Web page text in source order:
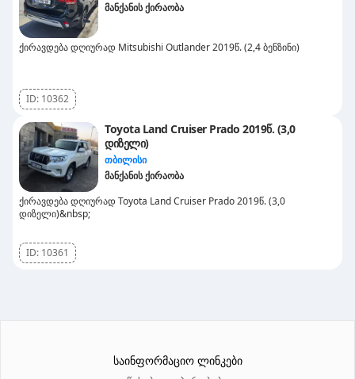
მანქანის ქირაობა
ქირავდება დღიურად Mitsubishi Outlander 2019წ. (2,4 ბენზინი)
ID: 10362
Toyota Land Cruiser Prado 2019წ. (3,0
დიზელი)
თბილისი
მანქანის ქირაობა
ქირავდება დღიურად Toyota Land Cruiser Prado 2019წ. (3,0
დიზელი)&nbsp;
ID: 10361
საინფორმაციო ლინკები